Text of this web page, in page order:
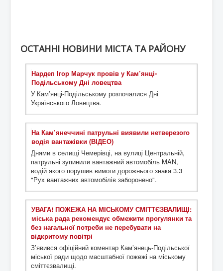
ОСТАННІ НОВИНИ МІСТА ТА РАЙОНУ
Нардеп Ігор Марчук провів у Кам’янці-
Подільському Дні ловецтва
У Кам’янці-Подільському розпочалися Дні
Українського Ловецтва.
На Кам’янеччині патрульні виявили нетверезого
водія вантажівки (ВІДЕО)
Днями в селищі Чемерівці, на вулиці Центральній,
патрульні зупинили вантажний автомобіль MAN,
водій якого порушив вимоги дорожнього знака 3.3
"Рух вантажних автомобілів заборонено".
УВАГА! ПОЖЕЖА НА МІСЬКОМУ СМІТТЄЗВАЛИЩІ:
міська рада рекомендує обмежити прогулянки та
без нагальної потреби не перебувати на
відкритому повітрі
З’явився офіційний коментар Кам’янець-Подільської
міської ради щодо масштабної пожежі на міському
сміттєзвалищі.